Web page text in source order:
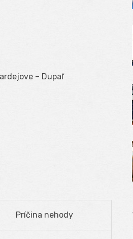
– Dupaľ
Príčina nehody